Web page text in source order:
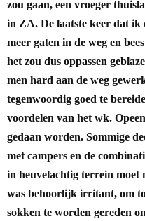
zou gaan, een vroeger
in ZA. De laatste keer dat ik
meer gaten in de weg en
het zou dus oppassen
men hard aan de weg
tegenwoordig goed te
voordelen van het wk.
gedaan worden. Sommige
met campers en de
in heuvelachtig terrein moet
was behoorlijk irritant, om
sokken te worden gereden